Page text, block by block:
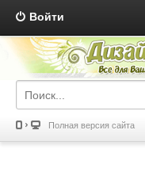
Войти
Полная версия сайта